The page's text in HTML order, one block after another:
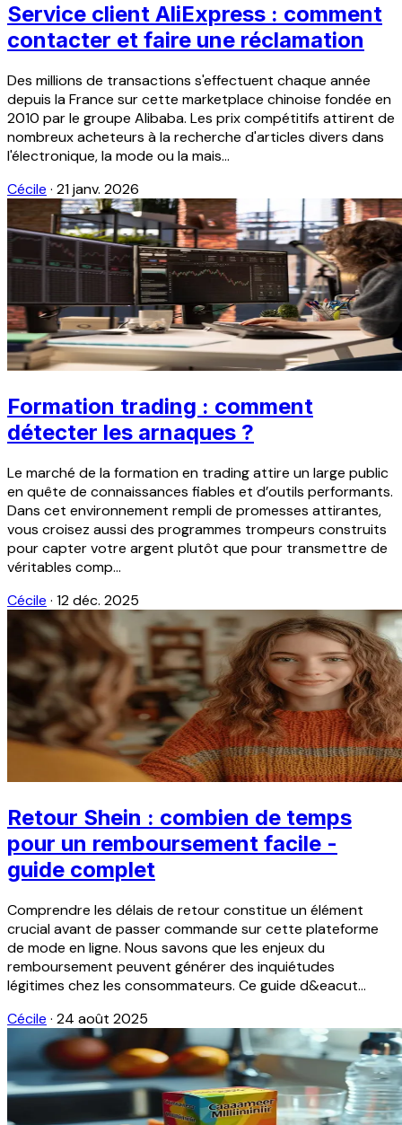
Service client AliExpress : comment
contacter et faire une réclamation
Des millions de transactions s'effectuent chaque année
depuis la France sur cette marketplace chinoise fondée en
2010 par le groupe Alibaba. Les prix compétitifs attirent de
nombreux acheteurs à la recherche d'articles divers dans
l'électronique, la mode ou la mais...
Cécile · 21 janv. 2026
Formation trading : comment
détecter les arnaques ?
Le marché de la formation en trading attire un large public
en quête de connaissances fiables et d’outils performants.
Dans cet environnement rempli de promesses attirantes,
vous croisez aussi des programmes trompeurs construits
pour capter votre argent plutôt que pour transmettre de
véritables comp...
Cécile · 12 déc. 2025
Retour Shein : combien de temps
pour un remboursement facile -
guide complet
Comprendre les délais de retour constitue un élément
crucial avant de passer commande sur cette plateforme
de mode en ligne. Nous savons que les enjeux du
remboursement peuvent générer des inquiétudes
légitimes chez les consommateurs. Ce guide d&eacut...
Cécile · 24 août 2025